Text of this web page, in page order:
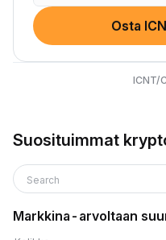
Osta
ICNT/
Suosituimmat
Search
Markkina-arvoltaan